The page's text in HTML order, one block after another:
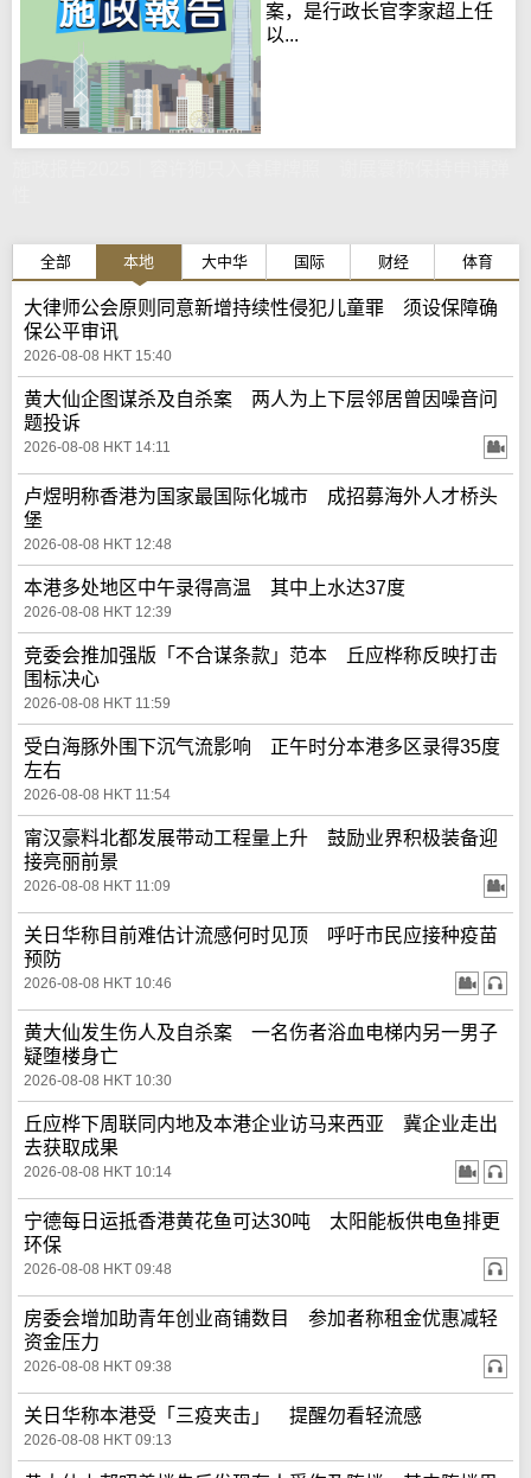
案，是行政长官李家超上任
以...
全部 本地 大中华 国际 财经 体育
大律师公会原则同意新增持续性侵犯儿童罪 须设保障确
保公平审讯
2026-08-08 HKT 15:40
黄大仙企图谋杀及自杀案 两人为上下层邻居曾因噪音问
题投诉
2026-08-08 HKT 14:11
卢煜明称香港为国家最国际化城市 成招募海外人才桥头
堡
2026-08-08 HKT 12:48
本港多处地区中午录得高温 其中上水达37度
2026-08-08 HKT 12:39
竞委会推加强版「不合谋条款」范本 丘应桦称反映打击
围标决心
2026-08-08 HKT 11:59
受白海豚外围下沉气流影响 正午时分本港多区录得35度
左右
2026-08-08 HKT 11:54
甯汉豪料北都发展带动工程量上升 鼓励业界积极装备迎
接亮丽前景
2026-08-08 HKT 11:09
关日华称目前难估计流感何时见顶 呼吁市民应接种疫苗
预防
2026-08-08 HKT 10:46
黄大仙发生伤人及自杀案 一名伤者浴血电梯内另一男子
疑堕楼身亡
2026-08-08 HKT 10:30
丘应桦下周联同内地及本港企业访马来西亚 冀企业走出
去获取成果
2026-08-08 HKT 10:14
宁德每日运抵香港黄花鱼可达30吨 太阳能板供电鱼排更
环保
2026-08-08 HKT 09:48
房委会增加助青年创业商铺数目 参加者称租金优惠减轻
资金压力
2026-08-08 HKT 09:38
关日华称本港受「三疫夹击」 提醒勿看轻流感
2026-08-08 HKT 09:13